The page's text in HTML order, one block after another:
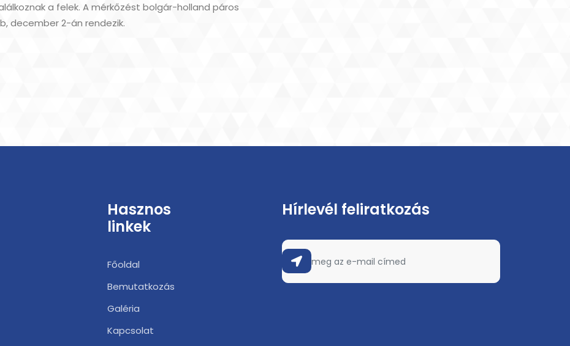
a felek. A mérkőzést bolgár-holland páros
december 2-án rendezik.
Hasznos
linkek
Főoldal
Bemutatkozás
Galéria
Kapcsolat
Hírlevél feliratkozás